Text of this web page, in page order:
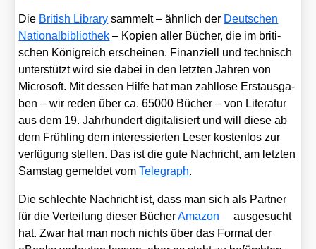
Die Bri­tish Libra­ry sam­melt – ähn­lich der Deut­schen
Natio­nal­bi­blio­thek – Kopien aller Bücher, die im bri­ti­
schen König­reich erschei­nen. Finan­zi­ell und tech­nisch
unter­stützt wird sie dabei in den letz­ten Jah­ren von
Micro­soft. Mit des­sen Hil­fe hat man zahl­lo­se Erst­aus­ga­
ben – wir reden über ca. 65000 Bücher – von Lite­ra­tur
aus dem 19. Jahr­hun­dert digi­ta­li­siert und will die­se ab
dem Früh­ling dem inter­es­sier­ten Leser kos­ten­los zur
ver­fü­gung stel­len. Das ist die gute Nach­richt, am letz­ten
Sams­tag gemel­det vomTele­graph.
Die schlech­te Nach­richt ist, dass man sich als Part­ner
für die Ver­tei­lung die­ser BücherAma­zon
aus­ge­sucht
hat. Zwar hat man noch nichts über das For­mat der